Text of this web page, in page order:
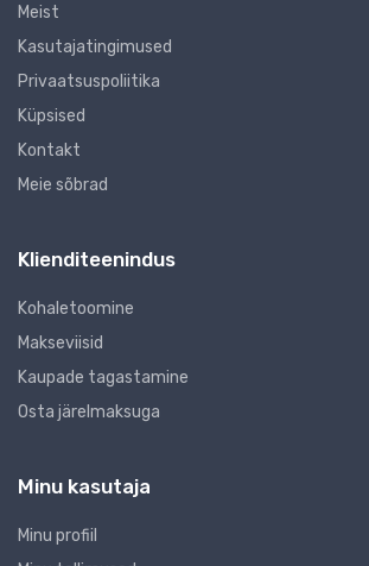
Meist
Kasutajatingimused
Privaatsuspoliitika
Küpsised
Kontakt
Meie sõbrad
Klienditeenindus
Kohaletoomine
Makseviisid
Kaupade tagastamine
Osta järelmaksuga
Minu kasutaja
Minu profiil